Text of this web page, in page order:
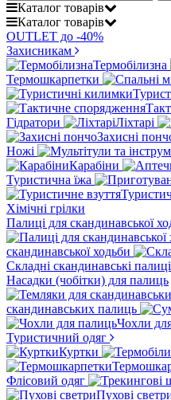
Каталог товарів
Каталог товарів
OUTLET до -40%
Захисникам
Термобілизна
Термошкарпетки
Гідратори
Ліхтарі
Захисні
Ножі
Карабіни
Туристична їжа
Хімічні грілки
Палиці для скандинавської
скандинавської ходьби
Складні скандинавські палиці
Насадки (чобітки) для палиць
скандинавських палиць
Чохли
Туристичний одяг
Куртки
Флісовий одяг
Пухові